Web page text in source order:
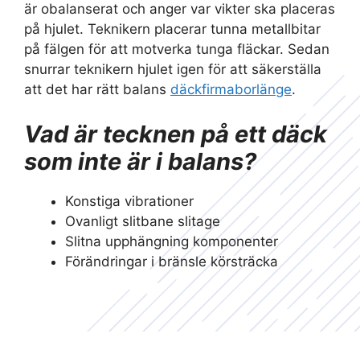
är obalanserat och anger var vikter ska placeras
på hjulet. Teknikern placerar tunna metallbitar
på fälgen för att motverka tunga fläckar. Sedan
snurrar teknikern hjulet igen för att säkerställa
att det har rätt balans däckfirmaborlänge.
Vad är tecknen på ett däck
som inte är i balans?
Konstiga vibrationer
Ovanligt slitbane slitage
Slitna upphängning komponenter
Förändringar i bränsle körsträcka